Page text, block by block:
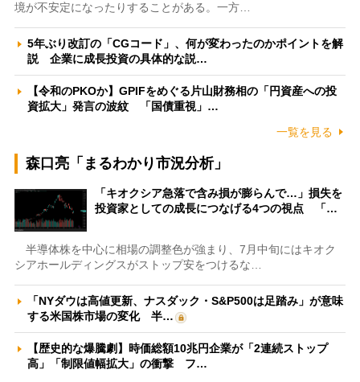
境が不安定になったりすることがある。一方…
5年ぶり改訂の「CGコード」、何が変わったのかポイントを解
説 企業に成長投資の具体的な説…
【令和のPKOか】GPIFをめぐる片山財務相の「円資産への投
資拡大」発言の波紋 「国債重視」…
一覧を見る
森口亮「まるわかり市況分析」
「キオクシア急落で含み損が膨らんで…」損失を
投資家としての成長につなげる4つの視点 「…
半導体株を中心に相場の調整色が強まり、7月中旬にはキオク
シアホールディングスがストップ安をつけるな…
「NYダウは高値更新、ナスダック・S&P500は足踏み」が意味
する米国株市場の変化 半…
【歴史的な爆騰劇】時価総額10兆円企業が「2連続ストップ
高」「制限値幅拡大」の衝撃 フ…